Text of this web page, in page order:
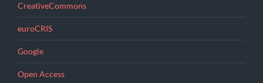
CreativeCommons
euroCRIS
Google
Open Access